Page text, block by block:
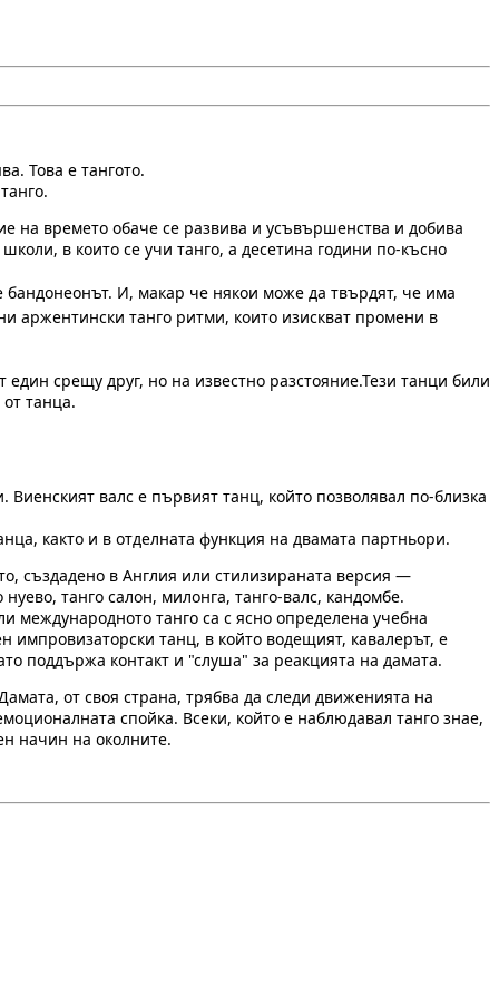
Това е тангото.
на времето обаче се развива и усъвършенства и добива
в които се учи танго, а десетина години по-късно
И, макар че някои може да твърдят, че има
аржентински танго ритми, които изискват промени в
срещу друг, но на известно разстояние.Тези танци били
танца.
валс е първият танц, който позволявал по-близка
както и в отделната функция на двамата партньори.
създадено в Англия или стилизираната версия —
танго салон, милонга, танго-валс, кандомбе.
международното танго са с ясно определена учебна
импровизаторски танц, в който водещият, кавалерът, е
поддържа контакт и "слуша" за реакцията на дамата.
от своя страна, трябва да следи движенията на
спойка. Всеки, който е наблюдавал танго знае,
начин на околните.